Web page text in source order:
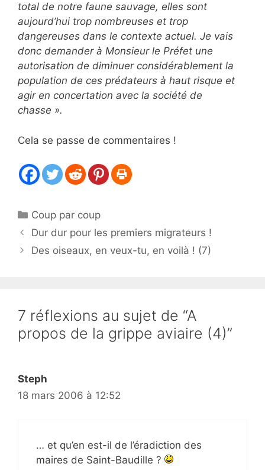
total de notre faune sauvage, elles sont
aujourd’hui trop nombreuses et trop
dangereuses dans le contexte actuel. Je vais
donc demander à Monsieur le Préfet une
autorisation de diminuer considérablement la
population de ces prédateurs à haut risque et
agir en concertation avec la société de
chasse ».
Cela se passe de commentaires !
Catégories
Coup par coup
Dur dur pour les premiers migrateurs !
Des oiseaux, en veux-tu, en voilà ! (7)
7 réflexions au sujet de “A
propos de la grippe aviaire (4)”
Steph
18 mars 2006 à 12:52
… et qu’en est-il de l’éradiction des
maires de Saint-Baudille ?